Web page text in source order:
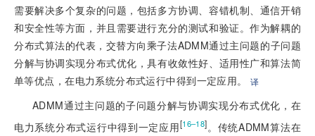
需要解决多个复杂的问题，包括多方协调、容错机制、通信开销
和安全性等方面，并且需要进行充分的测试和验证。作为解耦的
分布式算法的代表，交替方向乘子法ADMM通过主问题的子问题
分解与协调实现分布式优化，具有收敛性好、适用性广和算法简
单等优点，在电力系统分布式运行中得到一定应用。
译
ADMM通过主问题的子问题分解与协调实现分布式优化，在
电力系统分布式运行中得到一定应用[16–18]。传统ADMM算法在